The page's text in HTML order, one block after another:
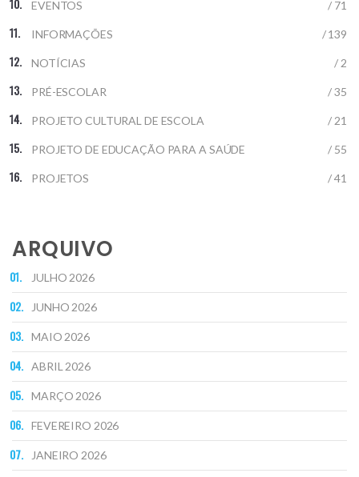
EVENTOS / 71
INFORMAÇÕES / 139
NOTÍCIAS / 2
PRÉ-ESCOLAR / 35
PROJETO CULTURAL DE ESCOLA / 21
PROJETO DE EDUCAÇÃO PARA A SAÚDE / 55
PROJETOS / 41
ARQUIVO
JULHO 2026
JUNHO 2026
MAIO 2026
ABRIL 2026
MARÇO 2026
FEVEREIRO 2026
JANEIRO 2026